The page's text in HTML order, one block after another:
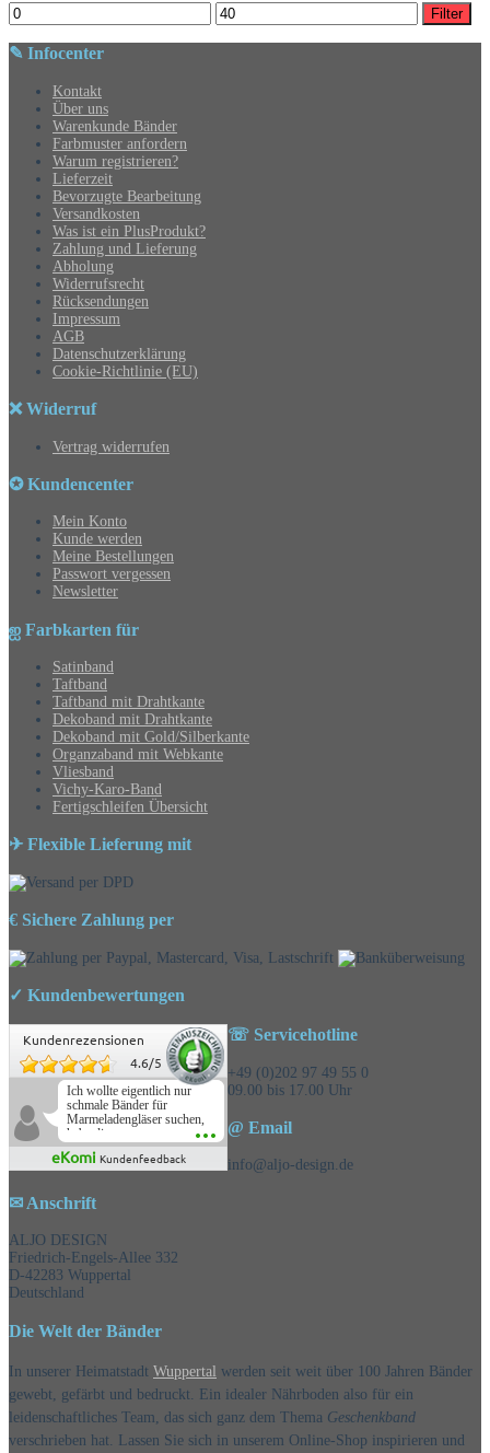
Min.
Preis
Max.
Preis
Filter
✎ Infocenter
Kontakt
Über uns
Warenkunde Bänder
Farbmuster anfordern
Warum registrieren?
Lieferzeit
Bevorzugte Bearbeitung
Versandkosten
Was ist ein PlusProdukt?
Zahlung und Lieferung
Abholung
Widerrufsrecht
Rücksendungen
Impressum
AGB
Datenschutzerklärung
Cookie-Richtlinie (EU)
❌ Widerruf
Vertrag widerrufen
✪ Kundencenter
Mein Konto
Kunde werden
Meine Bestellungen
Passwort vergessen
Newsletter
ஐ Farbkarten für
Satinband
Taftband
Taftband mit Drahtkante
Dekoband mit Drahtkante
Dekoband mit Gold/Silberkante
Organzaband mit Webkante
Vliesband
Vichy-Karo-Band
Fertigschleifen Übersicht
✈ Flexible Lieferung mit
€ Sichere Zahlung per
✓ Kundenbewertungen
Kundenrezensionen
4.6/5
Ich wollte eigentlich nur
schmale Bänder für
Marmeladengläser suchen,
habe die
Überraschungsbänder
mitbestellt und war positiv
eKomi Kundenfeedback
☏ Servicehotline
+49 (0)202 97 49 55 0
09.00 bis 17.00 Uhr
@ Email
info@aljo-design.de
✉ Anschrift
ALJO DESIGN
Friedrich-Engels-Allee 332
D-42283 Wuppertal
Deutschland
Die Welt der Bänder
In unserer Heimatstadt Wuppertal werden seit weit über 100 Jahren Bänder
gewebt, gefärbt und bedruckt. Ein idealer Nährboden also für ein
leidenschaftliches Team, das sich ganz dem Thema Geschenkband
verschrieben hat. Lassen Sie sich in unserem Online-Shop inspirieren und